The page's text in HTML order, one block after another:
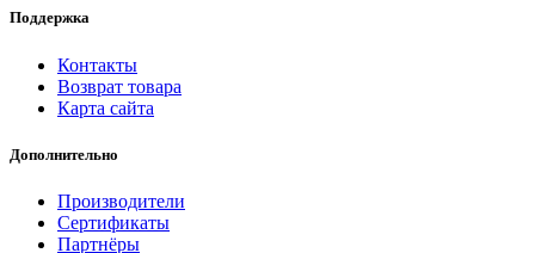
Поддержка
Контакты
Возврат товара
Карта сайта
Дополнительно
Производители
Сертификаты
Партнёры